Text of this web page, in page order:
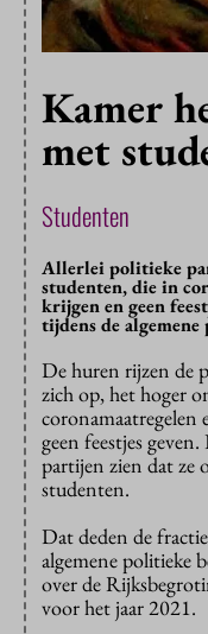
Kamer
met
Studenten
Allerlei politieke
studenten, die in
krijgen en geen
tijdens de
De huren rijzen de
zich op, het hoger
coronamaatregelen
geen feestjes
partijen zien dat ze
studenten.
Dat deden de
algemene politieke
over de
voor het jaar 2021.